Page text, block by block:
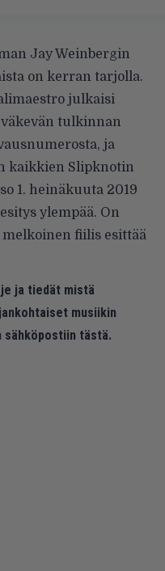
Jay Weinbergin
on kerran tarjolla.
julkaisi
tulkinnan
ja
kaikkien Slipknotin
1. heinäkuuta 2019
ylempää. On
fiilis esittää
ja tiedät mistä
musiikin
sähköpostiin tästä.